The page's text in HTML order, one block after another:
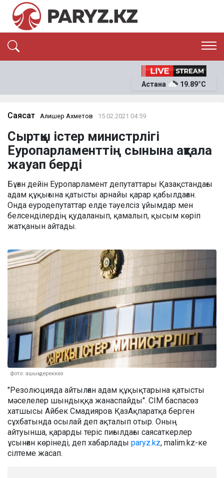
ЭКОНОМИКА
ОҚИҒА
News
Астана 19.89°C
Саясат Алишер Ахметов 15.02.2021 04:59
Сыртқы істер министрлігі
Еуропарламенттің сынына ақтала
жауап берді
Бұған дейін Еуропарламент депутаттары Қазақстандағы
адам құқығына қатысты арнайы қарар қабылдаған.
Онда еуродепутаттар елде тәуелсіз ұйымдар мен
белсенділердің қудаланып, қамалып, қысым көріп
жатқанын айтады.
фото: ашық дереккөз
"Резолюцияда айтылған адам құқықтарына қатысты
мәселелер шындыққа жанаспайды". СІМ баспасөз
хатшысы Айбек Смадияров ҚазАқпаратқа берген
сұхбатында осылай деп ақталып отыр. Оның
айтуынша, қарарды теріс пиғылдағы саясаткерлер
ұсынған көрінеді, деп хабарлады paryz.kz, malim.kz-ке
сілтеме жасап.